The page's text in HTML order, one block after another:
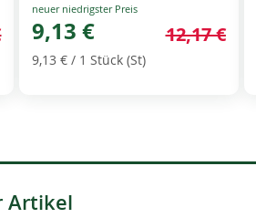
Special
Price
9,13 € 12,17 €
9,13 € / 1 Stück (St)
Artikel